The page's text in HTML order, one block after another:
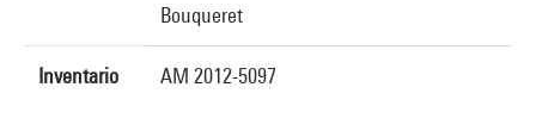
Bouqueret
Inventario AM 2012-5097